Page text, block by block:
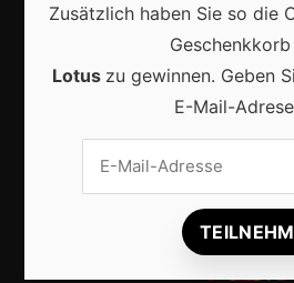
Vrijwilligers maken van
evenement
Zusätzlich haben Sie so die
Lotus zu gewinnen. Geben
E-Mail-